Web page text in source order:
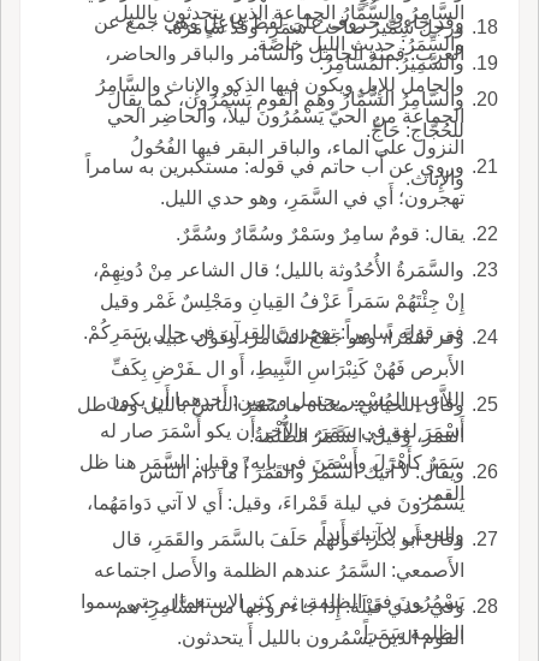
السَّامِرُ والسُّمَّارُ الجماعة الذين يتحدثون بالليل
والسِّمَرُ: حديث الليل خاصة.
وقد جاءت حروف على لفظ فاعِلٍ وهي جمع عن
العرب: فمنه الجامل والسامر والباقر والحاضر،
والجامل للإِبل ويكون فيها الذكو والإِناث والسَّامِرُ
الجماعة من الحيّ يَسْمُرُونَ ليلاً، والحاضِر الحي
النزول على الماء، والباقر البقر فيها الفُحُولُ
والإِناث.
ورجل سِمِّيرٌ صاحبُ سَمَرٍ، وقد سَامَرَهُ.
والسَّمِيرُ: المُسَامِرُ.
والسَّامِرُ السُّمَّارُ وهم القوم يَسْمُرُون، كما يقال
للحُجَّاج: حَاجٌّ.
وروي عن أَب حاتم في قوله: مستكبرين به سامراً
تهجرون؛ أَي في السَّمَرِ، وهو حدي الليل.
يقال: قومٌ سامِرٌ وسَمْرٌ وسُمَّارٌ وسُمَّرٌ.
والسَّمَرةُ الأُحُدُوثة بالليل؛ قال الشاعر مِنْ دُونِهِمْ،
إِنْ جِئْتَهُمْ سَمَراً عَزْفُ القِيانِ ومَجْلِسٌ غَمْر وقيل
في قوله سامِراً: تهجرون القرآن في حال سَمَرِكُمْ.
وقر سُمَّراً، وهو جَمْعُ السَّامر؛ وقول عبيد بن
الأَبرص فَهُنْ كَنِبْرَاسِ النَّبِيطِ، أَو ال ـفَرْضِ بِكَفِّ
اللاَّعِبِ المُسْمِر يحتمل وجهين: أَحدهما أَن يكون
أَسْمَرَ لغة في سَمَرَ، والآخر أَن يكو أَسْمَرَ صار له
سَمَرٌ كأَهْزَلَ وأَسْمَنَ في بابه؛ وقيل: السَّمَر هنا ظل
القمر.
وقال اللحياني: معناه ما سَمَرَ الناسُ بالليل وما طل
القمر، وقيل: السَّمَرُ الظُّلْمَةُ.
ويقال: لا آتيك السَّمَرَ والقَمَرَ أَ ما دام الناس
يَسْمُرونَ في ليلة قَمْراءَ، وقيل: أَي لا آتي دَوامَهُما،
والمعنى لا آتيك أَبداً.
وقال أَبو بكر: قولهم حَلَفَ بالسَّمَر والقَمَرِ، قال
الأَصمعي: السَّمَرُ عندهم الظلمة والأَصل اجتماعه
يَسْمُرُونَ في الظلمة، ثم كثر الاستعمال حتى سموا
الظلمة سَمَراً.
وفي حدي قَيْلَة: إِذا جاء زوجها من السَّامِرِ؛ هم
القوم الذين يَسْمُرون بالليل أَ يتحدثون.